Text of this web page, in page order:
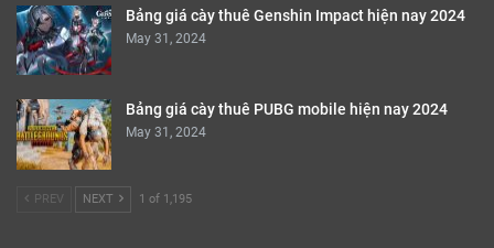
Bảng giá cày thuê Genshin Impact hiện nay 2024
May 31, 2024
Bảng giá cày thuê PUBG mobile hiện nay 2024
May 31, 2024
PREV NEXT 1 of 1,195